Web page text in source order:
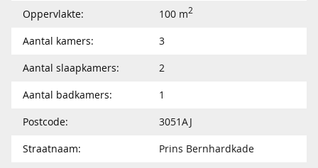
Oppervlakte:
100 m2
Aantal kamers:
3
Aantal slaapkamers:
2
Aantal badkamers:
1
Postcode:
3051AJ
Straatnaam:
Prins Bernhardkade